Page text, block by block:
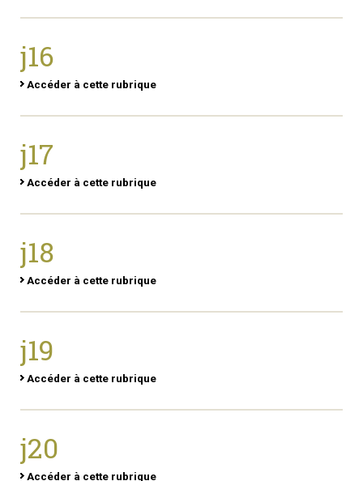
j16
Accéder à cette rubrique
j17
Accéder à cette rubrique
j18
Accéder à cette rubrique
j19
Accéder à cette rubrique
j20
Accéder à cette rubrique